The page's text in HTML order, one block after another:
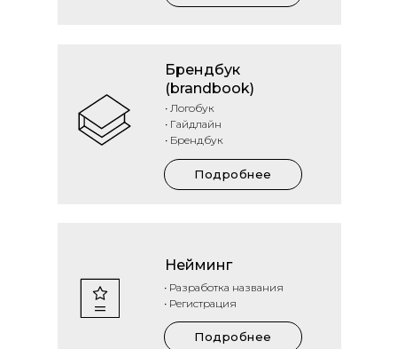
Брендбук
(brandbook)
• Логобук
• Гайдлайн
• Брендбук
Нейминг
• Разработка названия
• Регистрация
Подробнее
Подробнее